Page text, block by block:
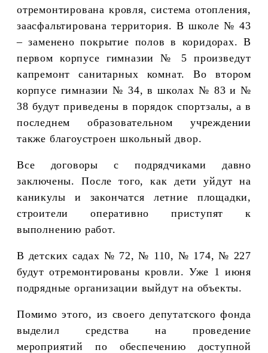
отремонтирована кровля, система отопления,
заасфальтирована территория. В школе № 43
– заменено покрытие полов в коридорах. В
первом корпусе гимназии № 5 произведут
капремонт санитарных комнат. Во втором
корпусе гимназии № 34, в школах № 83 и №
38 будут приведены в порядок спортзалы, а в
последнем образовательном учреждении
также благоустроен школьный двор.
Все договоры с подрядчиками давно
заключены. После того, как дети уйдут на
каникулы и закончатся летние площадки,
строители оперативно приступят к
выполнению работ.
В детских садах № 72, № 110, № 174, № 227
будут отремонтированы кровли. Уже 1 июня
подрядные организации выйдут на объекты.
Помимо этого, из своего депутатского фонда
выделил средства на проведение
мероприятий по обеспечению доступной